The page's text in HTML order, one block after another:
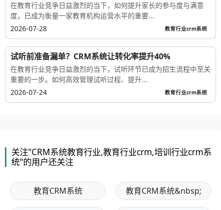
在教育行业竞争日益激烈的当下，如何提升家长的参与度与满意
度，已成为衡量一家教育机构运营水平的重要...
2026-07-28
教育行业crm系统
试听前准备漏单？CRM系统让转化率提升40%
在教育行业竞争日益激烈的当下，试听环节已成为招生流程中至关
重要的一步。如何高效管理试听过程、提升...
2026-07-24
教育行业crm系统
关注"CRM系统教育行业,教育行业crm,培训行业crm系
统"的用户还关注
教育CRM系统 教育CRM系统&nbsp;